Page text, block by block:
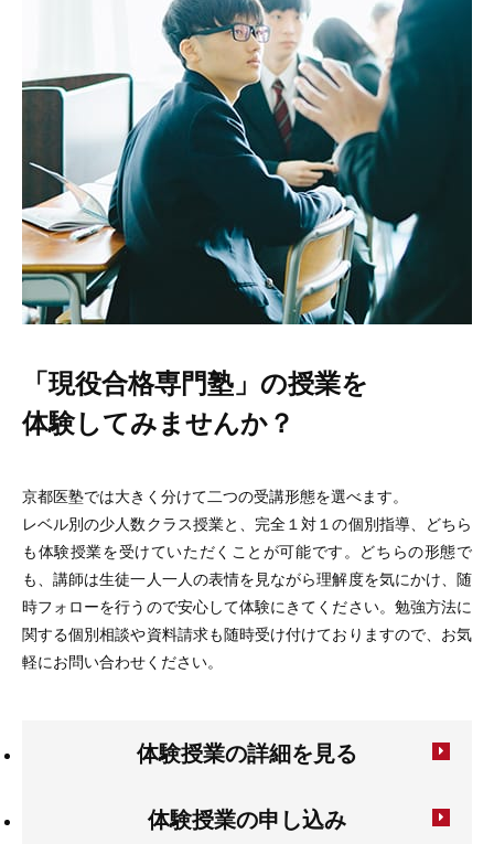
「現役合格専門塾」の授業を
体験してみませんか？
京都医塾では大きく分けて二つの受講形態を選べます。
レベル別の少人数クラス授業と、完全１対１の個別指導、どちら
も体験授業を受けていただくことが可能です。どちらの形態で
も、講師は生徒一人一人の表情を見ながら理解度を気にかけ、随
時フォローを行うので安心して体験にきてください。勉強方法に
関する個別相談や資料請求も随時受け付けておりますので、お気
軽にお問い合わせください。
体験授業の詳細を見る
体験授業の申し込み